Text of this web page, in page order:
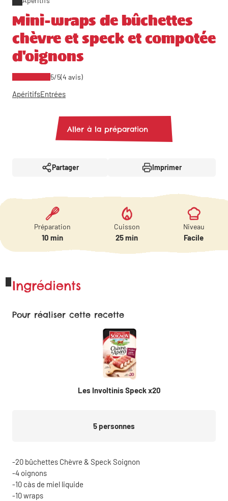
Mini-wraps de bûchettes
chèvre et speck et compotée
d'oignons
5/5(4 avis)
ApéritifsEntrées
Aller à la préparation
Partager Imprimer
Préparation
10 min
Cuisson
25 min
Niveau
Facile
Ingrédients
Pour réaliser cette recette
Les Involtinis Speck x20
5personnes
20 bûchettes Chèvre & Speck Soignon
4 oignons
10 càs de miel liquide
10 wraps